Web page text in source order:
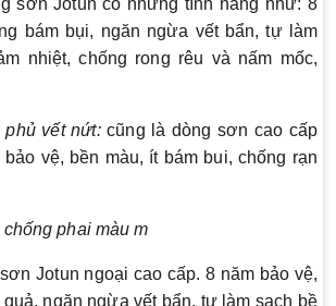
sơn Jotun có những tính năng như: 8
bám bụi, ngăn ngừa vết bẩn, tự làm
nhiệt, chống rong rêu và nấm mốc,
phủ vết nứt:cũng là dòng sơn cao cấp
vệ, bền màu, ít bám bui, chống rạn
phai màu m
Jotun ngoại cao cấp. 8 năm bảo vệ,
ngăn ngừa vết bẩn, tự làm sạch bề